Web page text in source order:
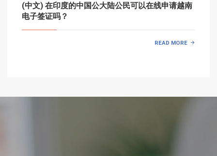
(中文) 在印度的中国公大陆公民可以在线申请越南
电子签证吗？
READ MORE